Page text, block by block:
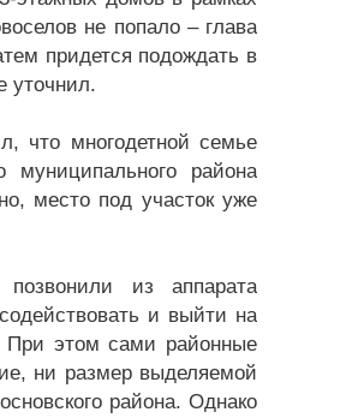
не попало – глава
придется подождать в
уточнил.
что многодетной семье
муниципального района
место под участок уже
из аппарата
и выйти на
При этом сами районные
ни размер выделяемой
района. Однако